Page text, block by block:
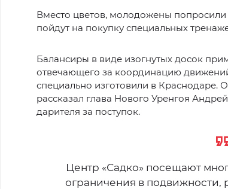
Вместо цветов, молодожены попросили
пойдут на покупку специальных
Балансиры в виде изогнутых досок
отвечающего за координацию
специально изготовили в Краснодаре.
рассказал глава Нового Уренгоя
дарителя за поступок.
Центр «Садко» посещают
ограничения в подвижности,